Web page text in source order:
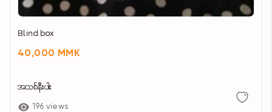
Blind box
40,000 MMK
အသစ်နီးပါး
196 views